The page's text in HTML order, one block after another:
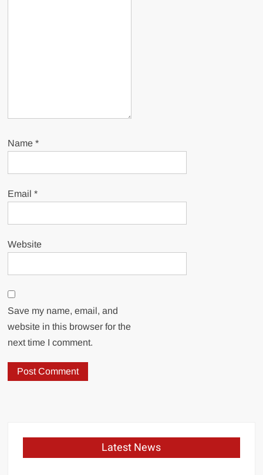
Name*
Email*
Website
Save my name, email, and
website in this browser for the
next time I comment.
Latest News